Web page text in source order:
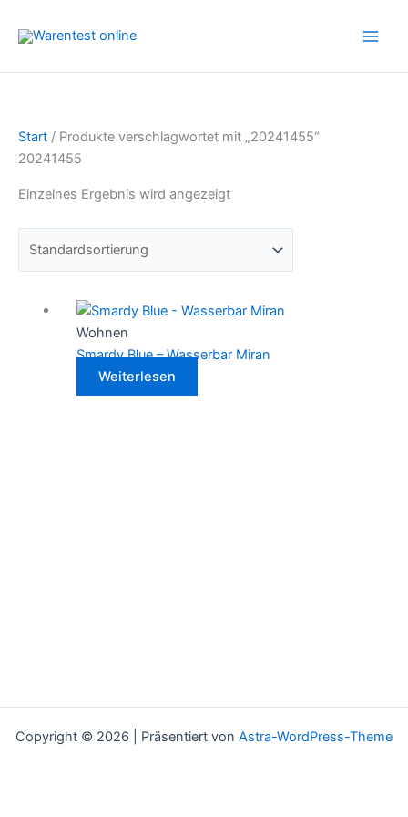
Inhalt
Start / Produkte verschlagwortet mit „20241455“
20241455
Einzelnes Ergebnis wird angezeigt
Wohnen
Smardy Blue – Wasserbar Miran
Weiterlesen
Copyright © 2026 | Präsentiert von Astra-WordPress-Theme